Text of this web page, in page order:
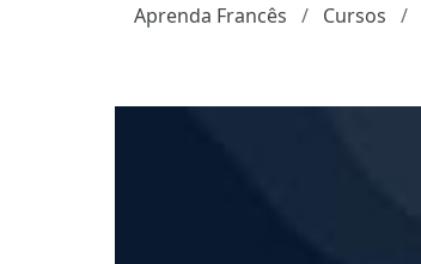
Aprenda Francês
Cursos